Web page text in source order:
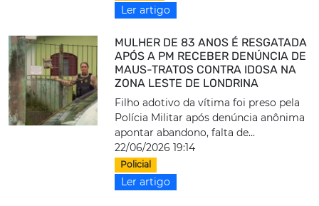
Ler artigo
MULHER DE 83 ANOS É RESGATADA
APÓS A PM RECEBER DENÚNCIA DE
MAUS-TRATOS CONTRA IDOSA NA
ZONA LESTE DE LONDRINA
Filho adotivo da vítima foi preso pela
Polícia Militar após denúncia anônima
apontar abandono, falta de...
22/06/2026 19:14
Policial
Ler artigo